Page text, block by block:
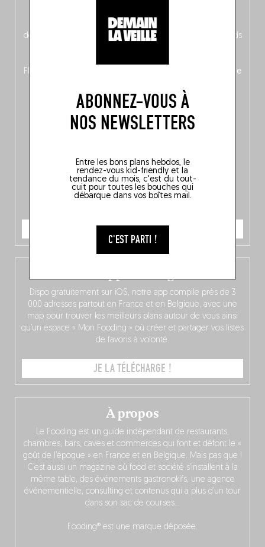
ABONNEZ-VOUS À
NOS NEWSLETTERS
Entre les bons plans hebdos, le
rendez-vous kid-friendly et la
tendance du mois, c'est du tout-
cuit pour toutes les bouches qui
débarque dans vos boîtes mail.
C'EST PARTI !
néerlandais côté face – à moins que ne soit l’inverse ?),
découvrez
une partie mag « Nord-Zuid »
qui met les pieds
Flandre, à Bruxelles et en Wallonie, ainsi qu’
un palmarès de
JE COMMANDE
À propos
Le Fooding est un guide indépendant de restaurants,
chambres, bars, caves et commerces qui font et défont le «
goût de l’époque » en France et en Belgique. Mais pas que !
C’est aussi un magazine où food et société s’installent à la
même table, des événements gastronokifs, une agence
événementielle, consulting et contenus qui a plus d’un tour
dans son sac de courses…
Fooding® est une marque déposée.
Dispo gratuitement sur iOS, notre app compile près de 3
000 adresses partout en France et en Belgique, avec une
map pour trouver les meilleurs plans autour de vous ainsi
qu’un espace « Mon Fooding » où créer et partager vos listes
de favoris à volonté.
JE LA TÉLÉCHARGE !